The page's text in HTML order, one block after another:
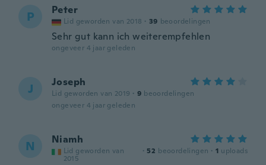
P Peter
Lid geworden van 2018 · 39 beoordelingen
Sehr gut kann ich weiterempfehlen
ongeveer 4 jaar geleden
J Joseph
Lid geworden van 2019 · 9 beoordelingen
ongeveer 4 jaar geleden
N Niamh
Lid geworden van
2015
· 52 beoordelingen · 1 uploads